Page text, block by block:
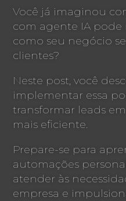
Você já imaginou
com agente IA pode
como seu negócio
clientes?
Neste post, você
implementar essa
transformar leads
mais eficiente.
Prepare-se para
automações
atender às
empresa e